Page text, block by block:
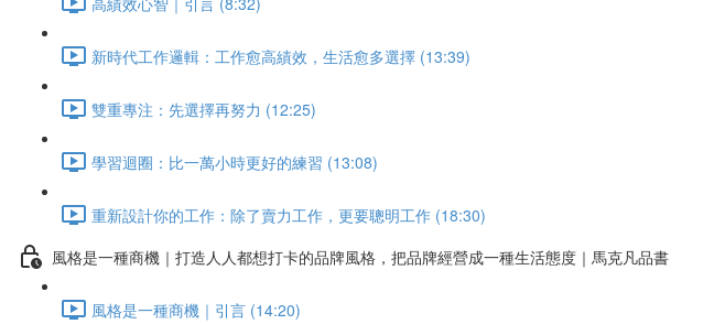
新時代工作邏輯：工作愈高績效，生活愈多選擇 (13:39)
雙重專注：先選擇再努力 (12:25)
學習迴圈：比一萬小時更好的練習 (13:08)
重新設計你的工作：除了賣力工作，更要聰明工作 (18:30)
風格是一種商機｜打造人人都想打卡的品牌風格，把品牌經營成一種生活態度｜馬克凡品書
風格是一種商機｜引言 (14:20)